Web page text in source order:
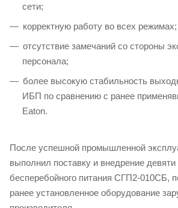
сети;
корректную работу во всех режимах;
отсутствие замечаний со стороны
персонала;
более высокую стабильность
ИБП по сравнению с ранее
Eaton.
После успешной промышленной
выполнил поставку и внедрение девяти
бесперебойного питания СГП2-010СБ,
ранее установленное оборудование